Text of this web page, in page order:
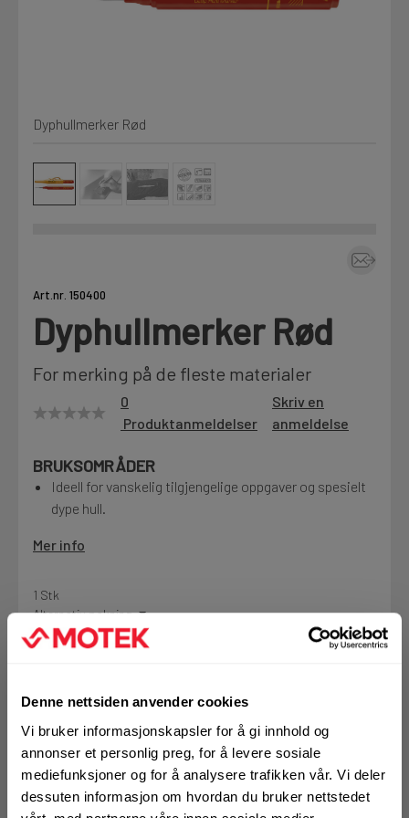
Denne nettsiden anvender cookies
Vi bruker informasjonskapsler for å gi innhold og
annonser et personlig preg, for å levere sosiale
mediefunksjoner og for å analysere trafikken vår. Vi deler
dessuten informasjon om hvordan du bruker nettstedet
Fag
Motek
Finn butikk
Kontakt og åpningstider
Kontakt
Fra rådgivning til sporing av ordre
Kampanjer
Kvalitetsprodukter til ekstra gode priser
Produktnyheter
Siste nytt om dine favorittprodukter
Prislister
Firmainformasjon
LOGG UT
Dyphullmerker Rød
Art.nr. 150400
Dyphullmerker Rød
For merking på de fleste materialer
0
Produktanmeldelser
Skriv en
anmeldelse
BRUKSOMRÅDER
Ideell for vanskelig tilgjengelige oppgaver og spesielt
dype hull.
Mer info
1 Stk
Alternativ pakning
registrer deg for å
Handleliste